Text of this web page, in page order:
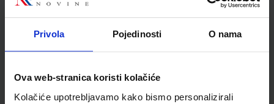
Privola Pojedinosti O nama
Ova web-stranica koristi kolačiće
Kolačiće upotrebljavamo kako bismo personalizirali
Autor(i):
Dubravka Glasnović Gracin Gabriela Žokalj Tanja Soucie
Nakladnik:ALFA d.d. Registarski broj ministarstva:7278-DOM3
SKU: CIJENA:
Udžbenik